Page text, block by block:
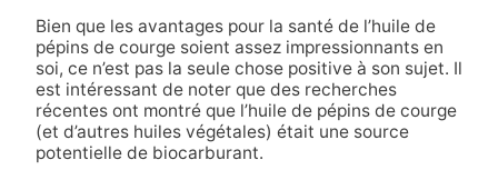
Bien que les avantages pour la santé de l’huile de
pépins de courge soient assez impressionnants en
soi, ce n’est pas la seule chose positive à son sujet. Il
est intéressant de noter que des recherches
récentes ont montré que l’huile de pépins de courge
(et d’autres huiles végétales) était une source
potentielle de biocarburant.